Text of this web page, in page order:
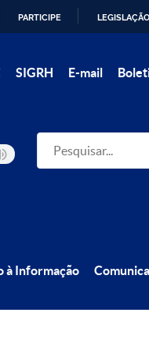
PARTICIPE LEGISLAÇÃO
SIGRH E-mail
Pesquisar
à Informação